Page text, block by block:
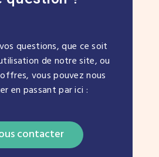
questions, que ce soit
de notre site, ou
offres, vous pouvez nous
en passant par ici :
contacter